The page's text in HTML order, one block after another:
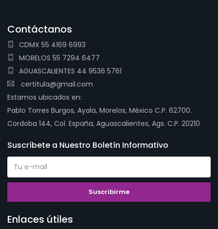
Contáctanos
CDMX 55 4169 6993
MORELOS 55 7294 6477
AGUASCALIENTES 44 9536 5761
certitula@gmail.com
Estamos ubicados en:
Pablo Torres Burgos, Ayala, Morelos, México C.P. 62700.
Cordoba 144, Col. España, Aguascalientes, Ags. C.P. 20210
Suscríbete a Nuestro Boletín Informativo
Enlaces útiles